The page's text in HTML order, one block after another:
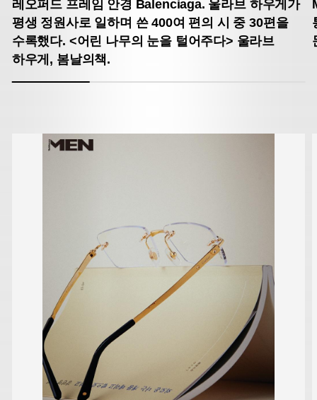
레오퍼드 프레임 안경 Balenciaga. 울라브 하우게가
평생 정원사로 일하며 쓴400여 편의 시 중 30편을
수록했다. <어린 나무의 눈을 털어주다> 울라브
하우게, 봄날의책.